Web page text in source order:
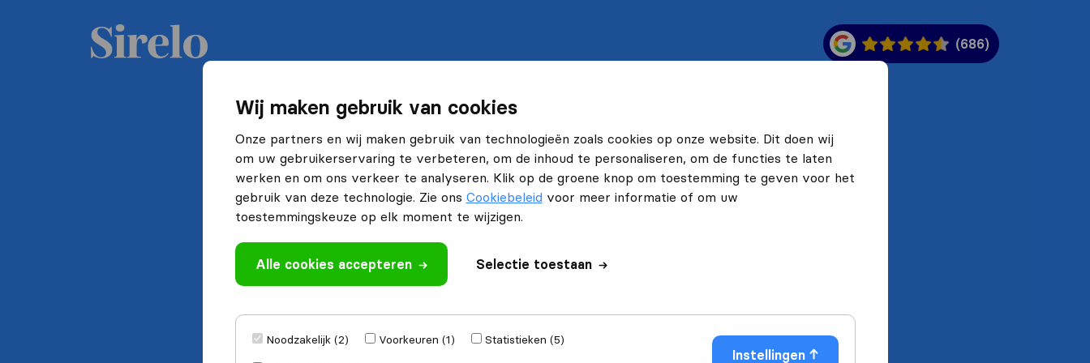
Wij maken gebruik van cookies
Onze partners en wij maken gebruik van technologieën zoals cookies op onze website. Dit doen wij
om uw gebruikerservaring te verbeteren, om de inhoud te personaliseren, om de functies te laten
werken en om ons verkeer te analyseren. Klik op de groene knop om toestemming te geven voor het
gebruik van deze technologie. Zie ons Cookiebeleid voor meer informatie of om uw
toestemmingskeuze op elk moment te wijzigen.
Alle cookies accepteren Selectie toestaan
Noodzakelijk (2) Voorkeuren (1)
Statistieken (5)
Instellingen
(686)